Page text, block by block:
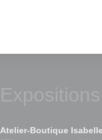
Atelier-Boutique